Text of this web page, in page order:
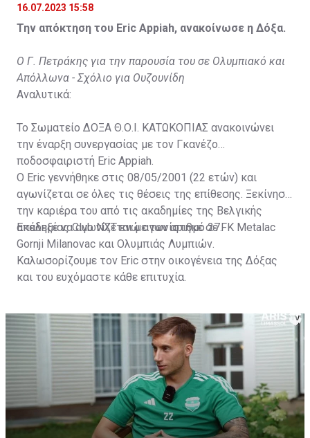
16.07.2023 15:58
Την απόκτηση του Eric Appiah, ανακοίνωσε η Δόξα.
Ο Γ. Πετράκης για την παρουσία του σε Ολυμπιακό και
Απόλλωνα - Σχόλιο για Ουζουνίδη
Αναλυτικά:
Το Σωματείο ΔΟΞΑ Θ.Ο.Ι. ΚΑΤΩΚΟΠΙΑΣ ανακοινώνει
την έναρξη συνεργασίας με τον Γκανέζο
ποδοσφαιριστή Eric Appiah.
Ο Eric γεννήθηκε στις 08/05/2001 (22 ετών) και
αγωνίζεται σε όλες τις θέσεις της επίθεσης. Ξεκίνησε
την καριέρα του από τις ακαδημίες της Βελγικής
ακαδημίας Club NXT ενώ αγωνίστηκε σε FK Metalac
Gornji Milanovac και Ολυμπιάς Λυμπιών.
Επέλεξε να αγωνίζεται με τον αριθμό 27.
Καλωσορίζουμε τον Eric στην οικογένεια της Δόξας
και του ευχόμαστε κάθε επιτυχία.